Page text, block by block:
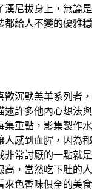
漢尼拔身上，無論是
都給人不變的優雅穩
沉默羔羊系列者，
述許多他內心想法與
集重點，影集製作水
人感到血腥，因為都
非常討厭的一點就是
高，當然吃下肚的人
來色香味俱全的美食